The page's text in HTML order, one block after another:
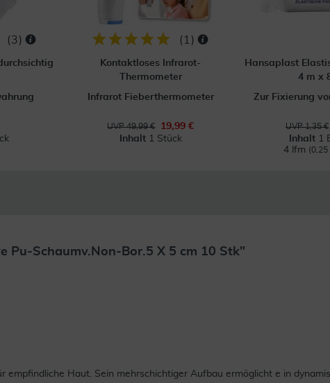
(3) ( 1 )
Kontaktloses Infrarot-
Thermometer
Infrarot Fieberthermometer
UVP 49,99 €
19,99 €
Inhalt 1 Stück
Hansaplast
4 m x
Zur Fixierung
UVP 1,35 €
Inhalt 1
4 lfm (0,25
Pu-Schaumv.Non-Bor.5 X 5 cm 10 Stk"
empfindliche Haut. Sein mehrschichtiger Aufbau ermöglicht e in